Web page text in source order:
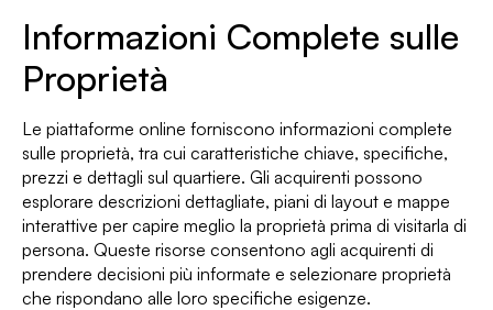
Informazioni Complete sulle
Proprietà
Le piattaforme online forniscono informazioni complete
sulle proprietà, tra cui caratteristiche chiave, specifiche,
prezzi e dettagli sul quartiere. Gli acquirenti possono
esplorare descrizioni dettagliate, piani di layout e mappe
interattive per capire meglio la proprietà prima di visitarla di
persona. Queste risorse consentono agli acquirenti di
prendere decisioni più informate e selezionare proprietà
che rispondano alle loro specifiche esigenze.